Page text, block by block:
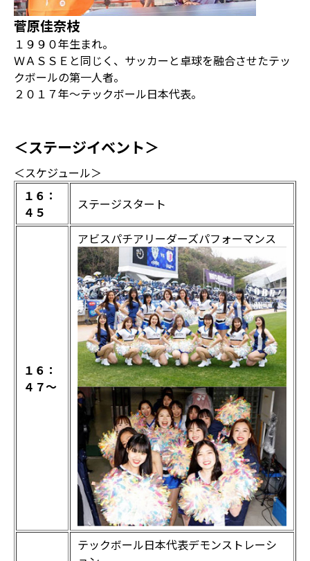
菅原佳奈枝
１９９０年生まれ。
ＷＡＳＳＥと同じく、サッカーと卓球を融合させたテッ
クボールの第一人者。
２０１７年〜テックボール日本代表。
＜ステージイベント＞
＜スケジュール＞
１６：
４５
ステージスタート
１６：
４７～
アビスパチアリーダーズパフォーマンス
テックボール日本代表デモンストレーシ